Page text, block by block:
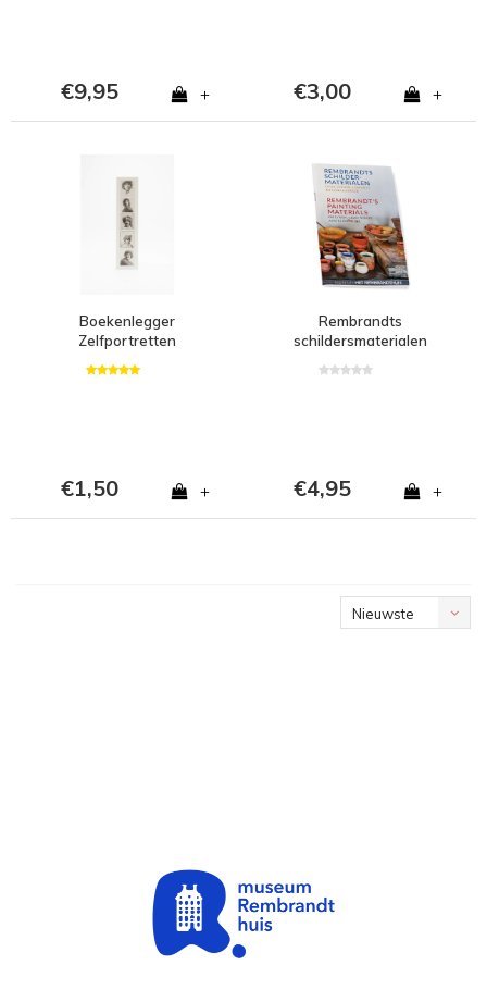
€9,95 + €3,00 +
Boekenlegger
Zelfportretten
€1,50 +
Rembrandts
schildersmaterialen
€4,95 +
Nieuwste